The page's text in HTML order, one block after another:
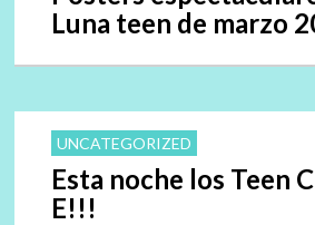
Luna teen de marzo
UNCATEGORIZED
Esta noche los Teen
E!!!